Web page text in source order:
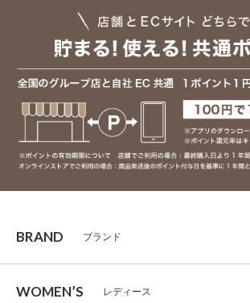
BRAND ブランド
WOMEN’S レディース